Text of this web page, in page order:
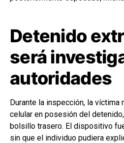
Detenido
será
autoridades
Durante la inspección, la
celular en posesión del
bolsillo trasero. El dispositivo
sin que el individuo pudiera